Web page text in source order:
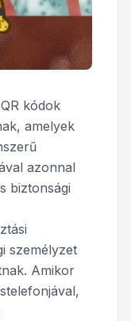
kódok
amelyek
azonnal
biztonsági
személyzet
Amikor